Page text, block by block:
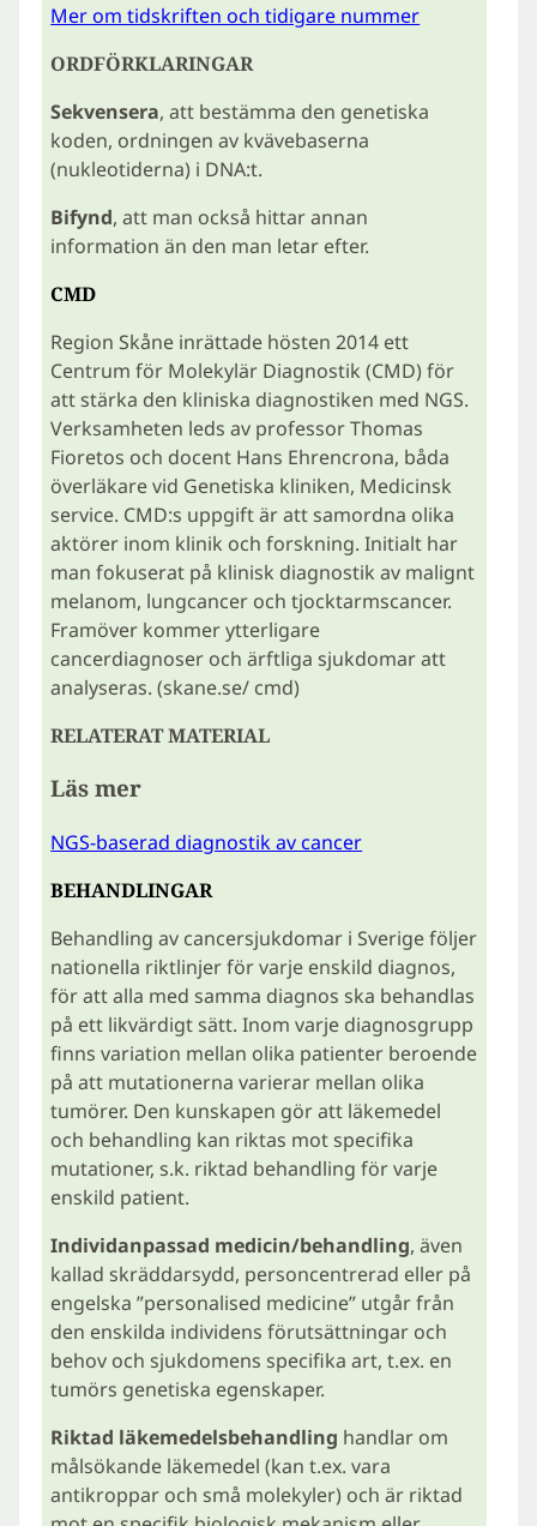
Mer om tidskriften och tidigare nummer
ORDFÖRKLARINGAR
Sekvensera, att bestämma den genetiska
koden, ordningen av kvävebaserna
(nukleotiderna) i DNA:t.
Bifynd, att man också hittar annan
information än den man letar efter.
CMD
Region Skåne inrättade hösten 2014 ett
Centrum för Molekylär Diagnostik (CMD) för
att stärka den kliniska diagnostiken med NGS.
Verksamheten leds av professor Thomas
Fioretos och docent Hans Ehrencrona, båda
överläkare vid Genetiska kliniken, Medicinsk
service. CMD:s uppgift är att samordna olika
aktörer inom klinik och forskning. Initialt har
man fokuserat på klinisk diagnostik av malignt
melanom, lungcancer och tjocktarmscancer.
Framöver kommer ytterligare
cancerdiagnoser och ärftliga sjukdomar att
analyseras. (skane.se/ cmd)
RELATERAT MATERIAL
Läs mer
NGS-baserad diagnostik av cancer
BEHANDLINGAR
Behandling av cancersjukdomar i Sverige följer
nationella riktlinjer för varje enskild diagnos,
för att alla med samma diagnos ska behandlas
på ett likvärdigt sätt. Inom varje diagnosgrupp
finns variation mellan olika patienter beroende
på att mutationerna varierar mellan olika
tumörer. Den kunskapen gör att läkemedel
och behandling kan riktas mot specifika
mutationer, s.k. riktad behandling för varje
enskild patient.
Individanpassad medicin/behandling, även
kallad skräddarsydd, personcentrerad eller på
engelska ”personalised medicine” utgår från
den enskilda individens förutsättningar och
behov och sjukdomens specifika art, t.ex. en
tumörs genetiska egenskaper.
Riktad läkemedelsbehandling handlar om
målsökande läkemedel (kan t.ex. vara
antikroppar och små molekyler) och är riktad